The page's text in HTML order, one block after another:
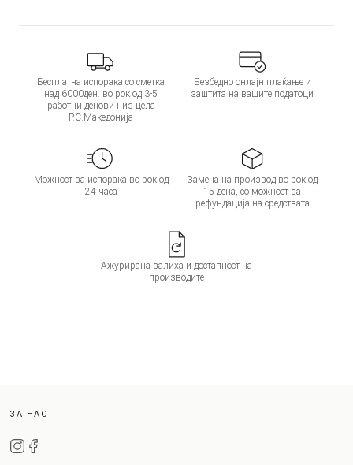
Бесплатна испорака со сметка
над 6000ден. во рок од 3-5
работни денови низ цела
Р.С.Македонија
Безбедно онлајн плаќање и
заштита на вашите податоци
Можност за испорака во рок од
24 часа
Замена на производ во рок од
15 дена, со можност за
рефундација на средствата
Ажурирана залиха и достапност на
производите
ЗА НАС